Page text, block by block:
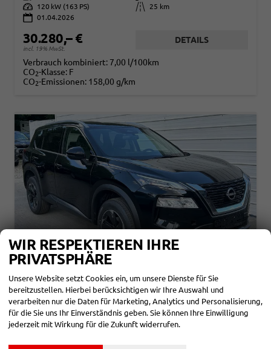
Leistung
120 kW (163 PS) Kilometerstand
25 km
01.04.2026
30.280,– €
incl. 19% MwSt.
DETAILS
Verbrauch kombiniert: 7,00 l/100km
CO2-Klasse: F
CO2-Emissionen: 158,00 g/km
NISSAN X-TRAIL
N-CONNECTA 1.5 VC-T MHEV X-TRONIC ANDROID AUTO*NAVI*SHZ*3Z KLIMAAUTO*360°*ACC*E-HECK
sofort lieferbar Fahrzeug mit Tageszulassung
WIR RESPEKTIEREN IHRE
PRIVATSPHÄRE
Unsere Website setzt Cookies ein, um unsere Dienste für Sie
bereitzustellen. Hierbei berücksichtigen wir Ihre Auswahl und
verarbeiten nur die Daten für Marketing, Analytics und Personalisierung,
für die Sie uns Ihr Einverständnis geben. Sie können Ihre Einwilligung
jederzeit mit Wirkung für die Zukunft widerrufen.